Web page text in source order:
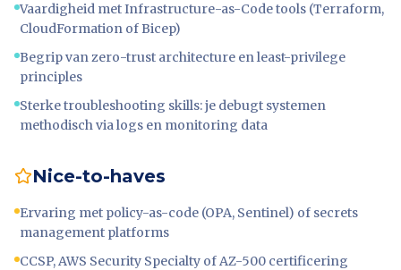
Vaardigheid met Infrastructure-as-Code tools (Terraform,
CloudFormation of Bicep)
Begrip van zero-trust architecture en least-privilege
principles
Sterke troubleshooting skills: je debugt systemen
methodisch via logs en monitoring data
Nice-to-haves
Ervaring met policy-as-code (OPA, Sentinel) of secrets
management platforms
CCSP, AWS Security Specialty of AZ-500 certificering